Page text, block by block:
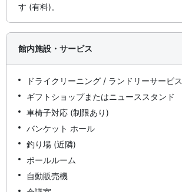
す (有料)。
館内施設・サービス
ドライクリーニング / ランドリーサービス
ギフトショップまたはニューススタンド
車椅子対応 (制限あり)
バンケット ホール
釣り場 (近隣)
ボールルーム
自動販売機